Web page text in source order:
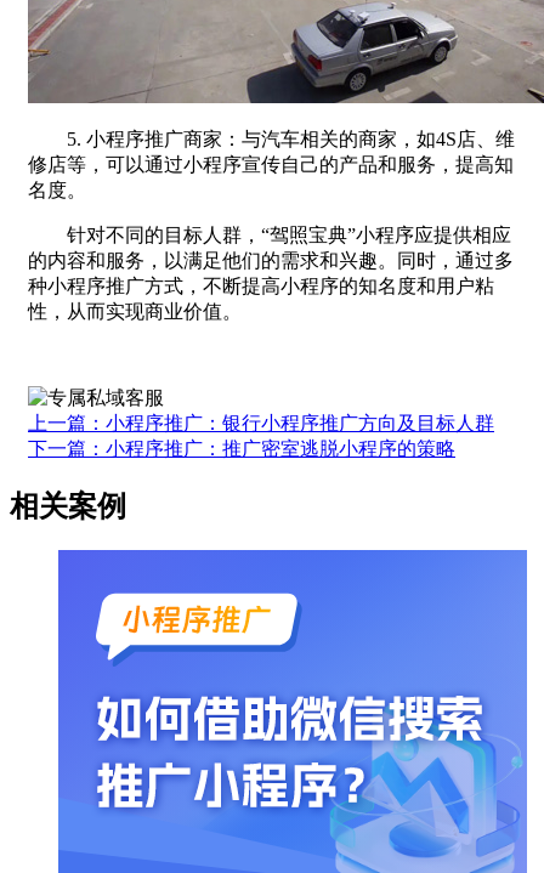
5. 小程序推广商家：与汽车相关的商家，如4S店、维
修店等，可以通过小程序宣传自己的产品和服务，提高知
名度。
针对不同的目标人群，“驾照宝典”小程序应提供相应
的内容和服务，以满足他们的需求和兴趣。同时，通过多
种小程序推广方式，不断提高小程序的知名度和用户粘
性，从而实现商业价值。
上一篇：小程序推广：银行小程序推广方向及目标人群
下一篇：小程序推广：推广密室逃脱小程序的策略
相关案例